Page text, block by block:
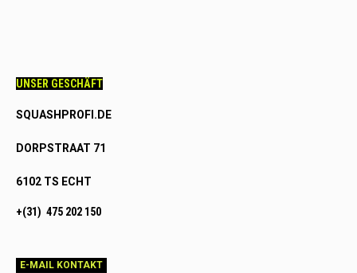
UNSER GESCHÄFT
SQUASHPROFI.DE
DORPSTRAAT 71
6102 TS ECHT
+(31) 475 202 150
E-MAIL KONTAKT